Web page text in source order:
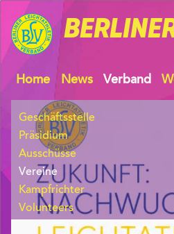
Home News Verband
Geschäftsstelle
Präsidium
Ausschüsse
Vereine
Kampfrichter
Volunteers